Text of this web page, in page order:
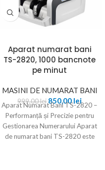
Aparat numarat bani
TS-2820, 1000 bancnote
pe minut
MASINI DE NUMARAT BANI
999,00lei 850,00 lei
Aparat Numarat Bani TS-2820 –
Performanță și Precizie pentru
Gestionarea Numerarului Aparat
de numarat bani TS-2820 este